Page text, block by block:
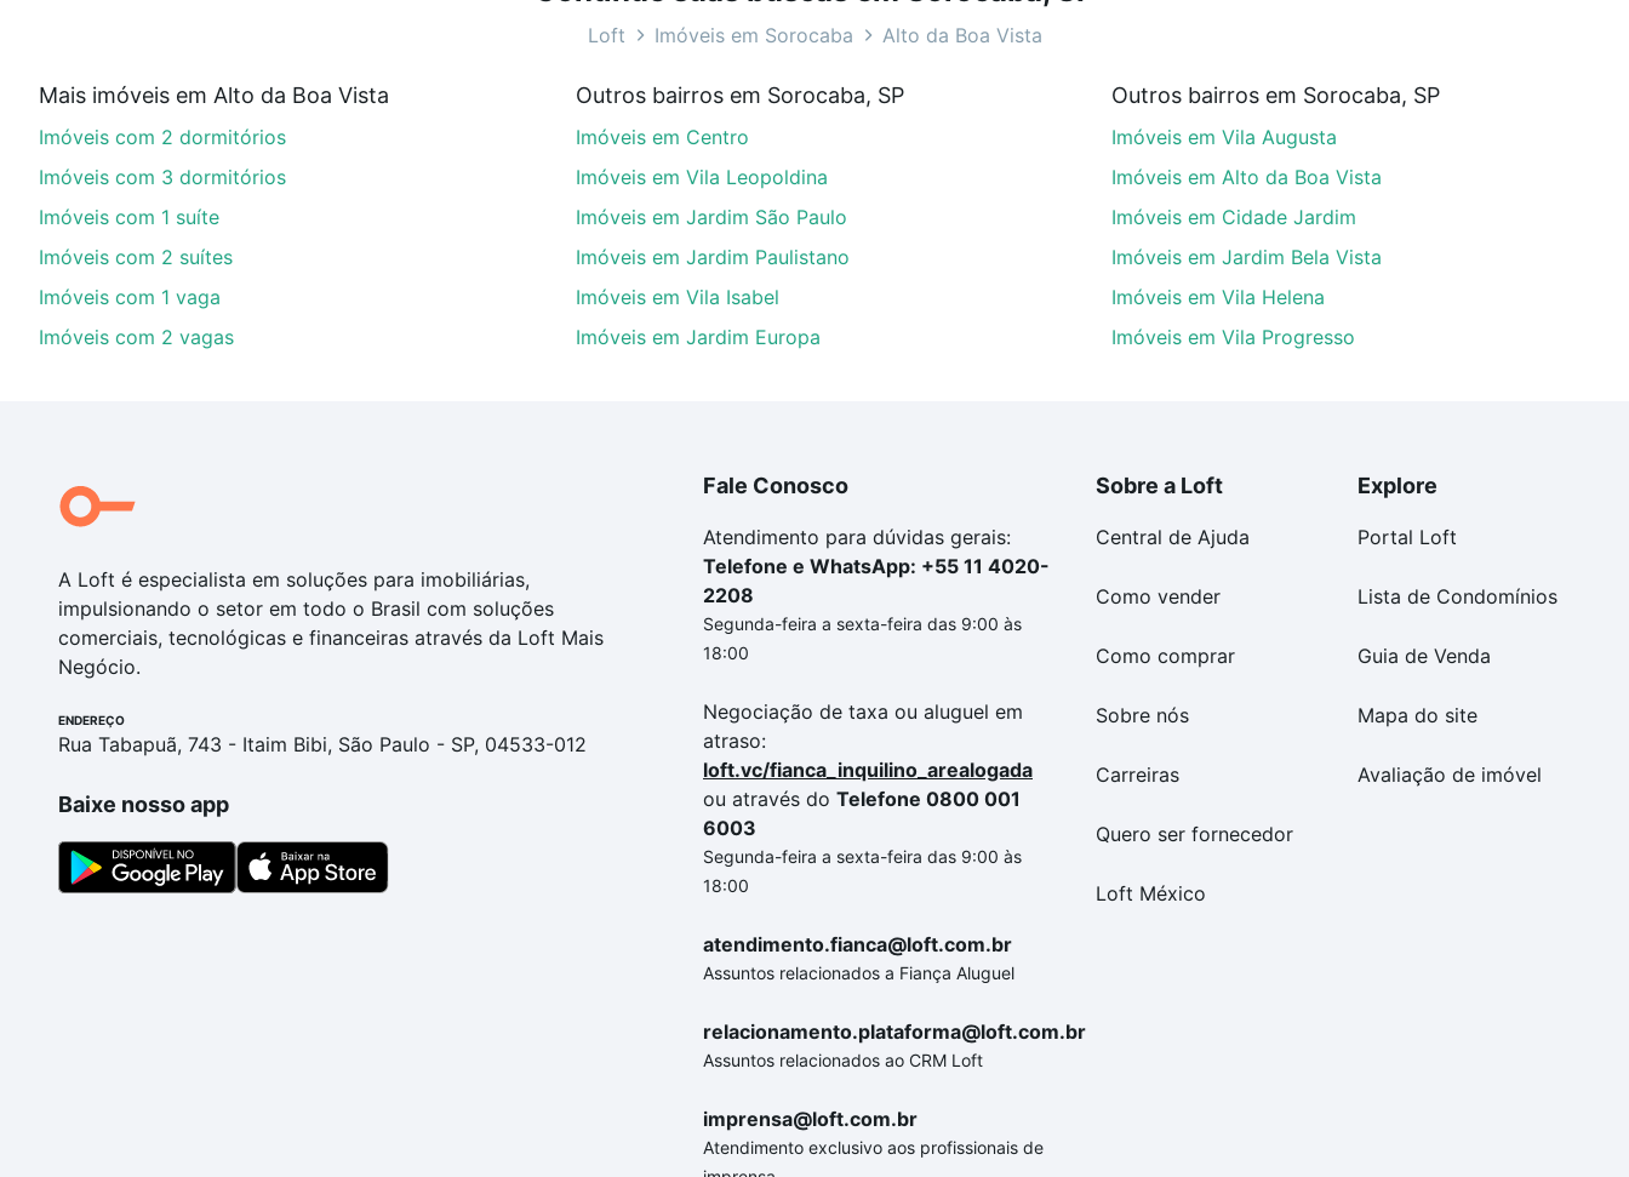
Imóveis com 3 banheiros à venda em Alto da Boa Vista, Sorocaba, SP ideal para você na Loft.
Aqui na Loft temos a oferta ideal para você, com Imóveis com 3 banheiros à venda em Alto da Boa Vista, Sorocaba, SP que custam a partir de R$ 0 e com nossas
opções de financiamento imobiliário as parcelas podem se adequar ao seu orçamento. Se ainda tem alguma dúvida dos custos envolvidos no processo de compra,
veja em nosso portal quanto custa comprar um apartamento e conte com a gente para comprar o imóvel dos seus sonhos com segurança e conforto. Loft, com você
Loft Imóveis em Sorocaba Alto da Boa Vista
Mais imóveis em Alto da Boa Vista
Imóveis com 2 dormitórios
Imóveis com 3 dormitórios
Imóveis com 1 suíte
Imóveis com 2 suítes
Imóveis com 1 vaga
Imóveis com 2 vagas
Outros bairros em Sorocaba, SP
Imóveis em Centro
Imóveis em Vila Leopoldina
Imóveis em Jardim São Paulo
Imóveis em Jardim Paulistano
Imóveis em Vila Isabel
Imóveis em Jardim Europa
Outros bairros em Sorocaba, SP
Imóveis em Vila Augusta
Imóveis em Alto da Boa Vista
Imóveis em Cidade Jardim
Imóveis em Jardim Bela Vista
Imóveis em Vila Helena
Imóveis em Vila Progresso
A Loft é especialista em soluções para imobiliárias,
impulsionando o setor em todo o Brasil com soluções
comerciais, tecnológicas e financeiras através da Loft Mais
Negócio.
ENDEREÇO
Rua Tabapuã, 743 - Itaim Bibi, São Paulo - SP, 04533-012
Baixe nosso app
Fale Conosco
Atendimento para dúvidas gerais:
Telefone e WhatsApp: +55 11 4020-
2208
Segunda-feira a sexta-feira das 9:00 às
18:00
Negociação de taxa ou aluguel em
atraso:
loft.vc/fianca_inquilino_arealogada
ou através do Telefone 0800 001
6003
Segunda-feira a sexta-feira das 9:00 às
18:00
atendimento.fianca@loft.com.br
Assuntos relacionados a Fiança Aluguel
relacionamento.plataforma@loft.com.br
Assuntos relacionados ao CRM Loft
imprensa@loft.com.br
Atendimento exclusivo aos profissionais de
Sobre a Loft
Central de Ajuda
Como vender
Como comprar
Sobre nós
Carreiras
Quero ser fornecedor
Loft México
Explore
Portal Loft
Lista de Condomínios
Guia de Venda
Mapa do site
Avaliação de imóvel